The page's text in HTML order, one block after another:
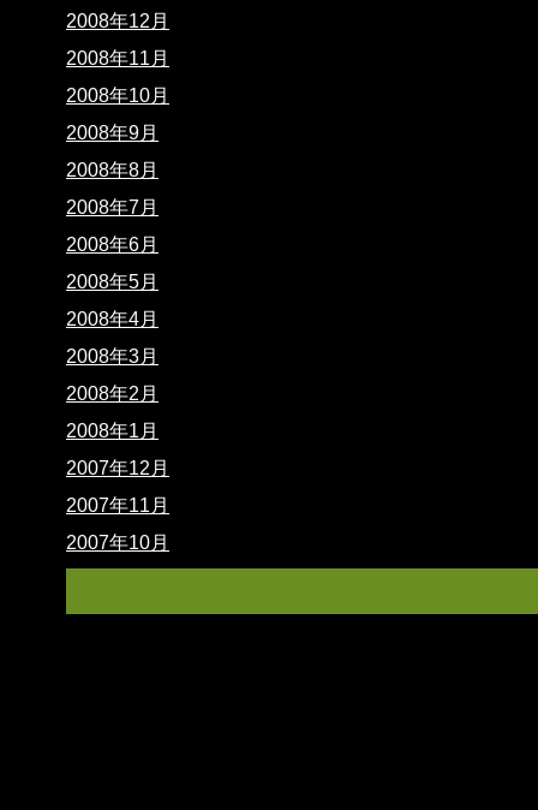
2008年12月
2008年11月
2008年10月
2008年9月
2008年8月
2008年7月
2008年6月
2008年5月
2008年4月
2008年3月
2008年2月
2008年1月
2007年12月
2007年11月
2007年10月